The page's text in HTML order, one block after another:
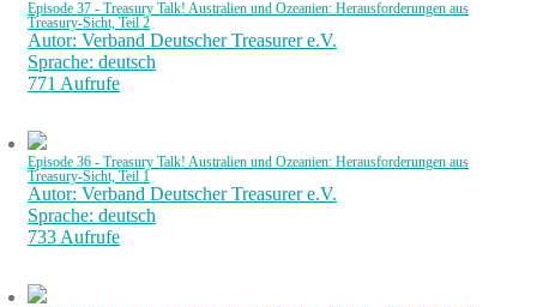
Episode 37 - Treasury Talk! Australien und Ozeanien: Herausforderungen aus
Treasury-Sicht, Teil 2
Autor: Verband Deutscher Treasurer e.V.
Sprache: deutsch
771 Aufrufe
Episode 36 - Treasury Talk! Australien und Ozeanien: Herausforderungen aus
Treasury-Sicht, Teil 1
Autor: Verband Deutscher Treasurer e.V.
Sprache: deutsch
733 Aufrufe